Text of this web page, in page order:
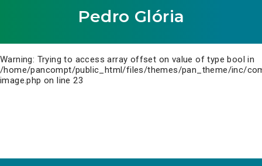
Pedro Glória
Warning: Trying to access array offset on value of type bool in
/home/pancompt/public_html/files/themes/pan_theme/inc/
image.php on line23